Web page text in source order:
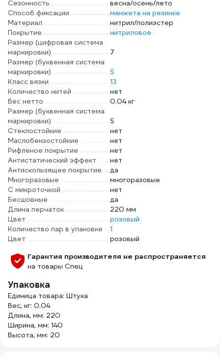
Сезонность
весна/осень/лето
Способ фиксации
манжета на резинке
Материал
нитрил/полиэстер
Покрытие
нитриловое
Размер (цифровая система
маркировки)
7
Размер (буквенная система
маркировки)
S
Класс вязки
13
Количество нитей
нет
Вес нетто
0.04 кг
Размер (буквенная система
маркировки)
S
Стеклостойкие
нет
Маслобензостойкие
нет
Рифленое покрытие
нет
Антистатический эффект
нет
Антискользящее покрытие
да
Многоразовые
многоразовые
С микроточкой
нет
Бесшовные
да
Длина перчаток
220 мм
Цвет
розовый
Количество пар в упаковке
1
Цвет
розовый
Гарантия производителя не распространяется
на товары Спец
Упаковка
Единица товара: Штука
Вес, кг: 0.04
Длина, мм: 220
Ширина, мм: 140
Высота, мм: 20